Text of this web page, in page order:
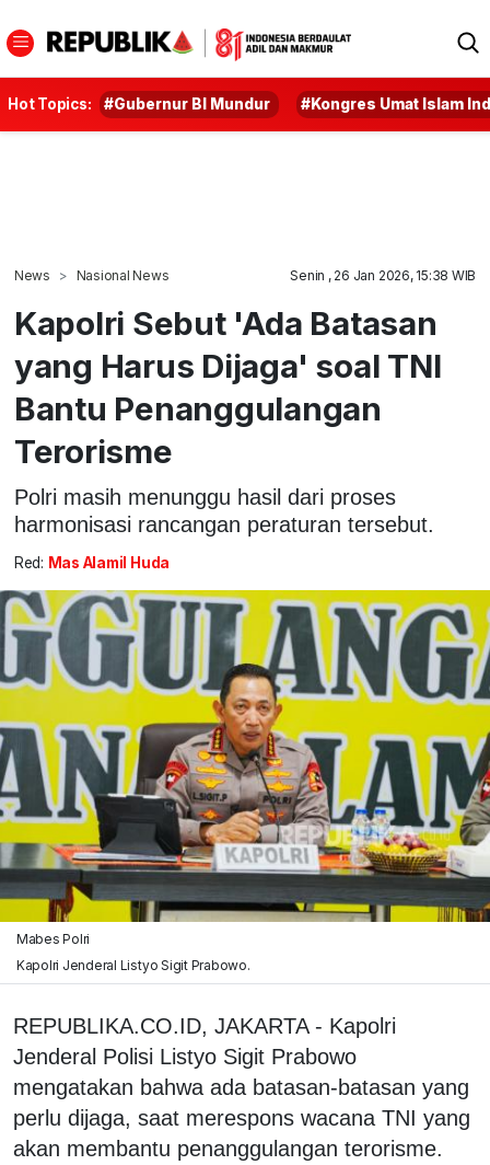
Hot Topics: #Gubernur BI Mundur #Kongres Umat Islam
News Nasional News Senin , 26 Jan 2026, 15:38 WIB
Kapolri Sebut 'Ada Batasan
yang Harus Dijaga' soal TNI
Bantu Penanggulangan
Terorisme
Polri masih menunggu hasil dari proses
harmonisasi rancangan peraturan tersebut.
Red: Mas Alamil Huda
Mabes Polri
Kapolri Jenderal Listyo Sigit Prabowo.
REPUBLIKA.CO.ID, JAKARTA - Kapolri
Jenderal Polisi Listyo Sigit Prabowo
mengatakan bahwa ada batasan-batasan yang
perlu dijaga, saat merespons wacana TNI yang
akan membantu penanggulangan terorisme.